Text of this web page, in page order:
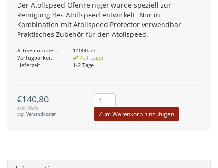
Der Atollspeed Ofenreiniger wurde speziell zur
Reinigung des Atollspeed entwickelt. Nur in
Kombination mit Atollspeed Protector verwendbar!
Praktisches Zubehör für den Atollspeed.
Artikelnummer::
14000.53
Verfügbarkeit:
Auf Lager
Lieferzeit:
1-2 Tage
€140,80
exkl. MwSt.
zzgl.Versandkosten Zum Warenkorb hinzufügen